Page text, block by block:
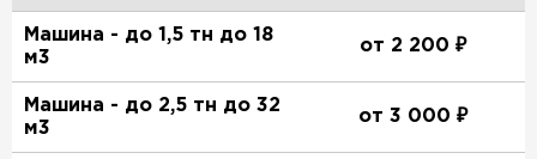
Машина - до 1,5 тн до 18
м3
от 2 200 ₽
Машина - до 2,5 тн до 32
м3
от 3 000 ₽